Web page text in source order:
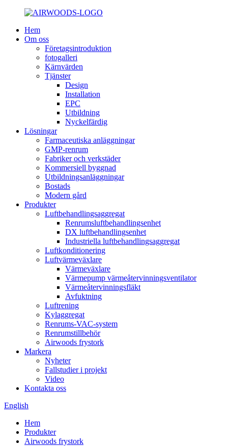
Hem
Om oss
Företagsintroduktion
fotogalleri
Kärnvärden
Tjänster
Design
Installation
EPC
Utbildning
Nyckelfärdig
Lösningar
Farmaceutiska anläggningar
GMP-renrum
Fabriker och verkstäder
Kommersiell byggnad
Utbildningsanläggningar
Bostads
Modern gård
Produkter
Luftbehandlingsaggregat
Renrumsluftbehandlingsenhet
DX luftbehandlingsenhet
Industriella luftbehandlingsaggregat
Luftkonditionering
Luftvärmeväxlare
Värmeväxlare
Värmepump värmeåtervinningsventilator
Värmeåtervinningsfläkt
Avfuktning
Luftrening
Kylaggregat
Renrums-VAC-system
Renrumstillbehör
Airwoods frystork
Markera
Nyheter
Fallstudier i projekt
Video
Kontakta oss
English
Hem
Produkter
Airwoods frystork